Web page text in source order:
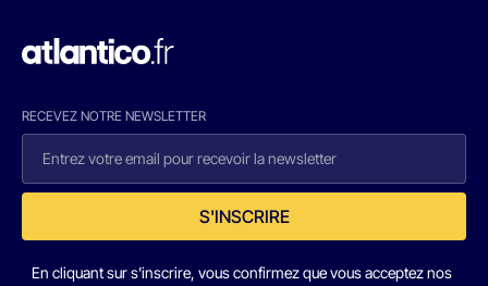
RECEVEZ NOTRE NEWSLETTER
S'INSCRIRE
En cliquant sur s'inscrire, vous confirmez que vous acceptez nos